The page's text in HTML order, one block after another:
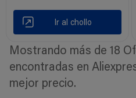
Ir al chollo
Mostrando más de 18
encontradas en
mejor precio.